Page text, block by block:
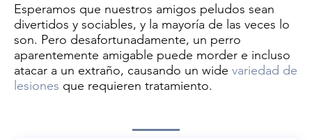
Esperamos que nuestros amigos peludos sean
divertidos y sociables, y la mayoría de las veces lo
son. Pero desafortunadamente, un perro
aparentemente amigable puede morder e incluso
atacar a un extraño, causando un wide variedad de
lesiones que requieren tratamiento.